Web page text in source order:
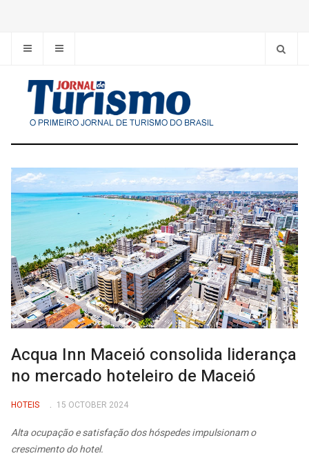
Acqua Inn Maceió consolida liderança
no mercado hoteleiro de Maceió
HOTEIS 15 OCTOBER 2024
Alta ocupação e satisfação dos hóspedes impulsionam o
crescimento do hotel.